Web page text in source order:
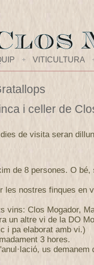
+ VITICULTURA
i celler de
de visita seran
de 8 persones. O bé,
les nostres finques en
vins: Clos Mogador,
un altre vi de la DO
i pa elaborat amb vi.)
3 hores.
us demanem